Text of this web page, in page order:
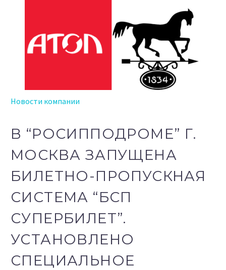
Новости компании
В “РОСИППОДРОМЕ” Г.
МОСКВА ЗАПУЩЕНА
БИЛЕТНО-ПРОПУСКНАЯ
СИСТЕМА “БСП
СУПЕРБИЛЕТ”.
УСТАНОВЛЕНО
СПЕЦИАЛЬНОЕ